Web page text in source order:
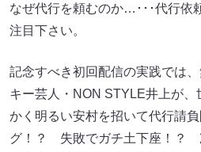
なぜ代行を頼むのか…･･･代行依
注目下さい。
記念すべき初回配信の実践では
キー芸人・NON STYLE井上が、
かく明るい安村を招いて代行請
グ！？ 失敗でガチ土下座！？